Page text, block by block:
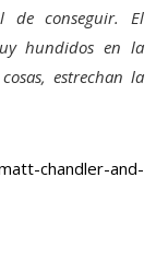
de conseguir. El
hundidos en la
estrechan la
chandler-and-